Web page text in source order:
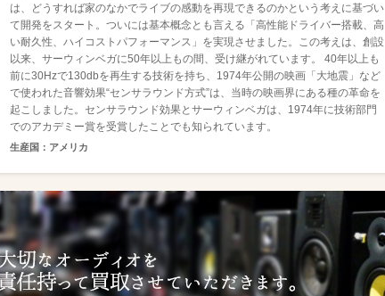
は、どうすれば家のなかでライブの感動を再現できるのかという考えに基づい
て開発をスタート。ついには基本概念とも言える「高性能ドライバー搭載、高
い耐久性、ハイコストパフォーマンス」を実現させました。この考えは、創設
以来、サーウィンベガに50年以上もの間、受け継がれています。 40年以上も
前に30Hzで130dbを再生する技術を持ち、1974年公開の映画「大地震」など
で使われた音響効果“センサラウンド方式”は、当時の映画界にある種の革命を
起こしました。センサラウンド効果とサーウィンベガは、1974年に技術部門
でのアカデミー賞を受賞したことでも知られています。
生産国：アメリカ